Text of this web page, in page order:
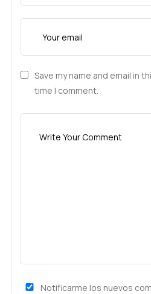
Save my name and email in
time I comment.
Notificarme los nuevos